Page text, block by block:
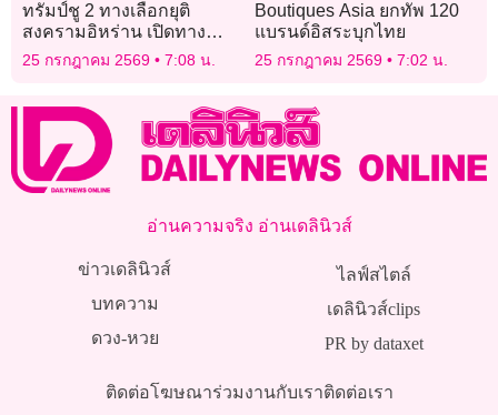
ทรัมป์ชู 2 ทางเลือกยุติ
สงครามอิหร่าน เปิดทาง
เจรจาหรือปฏิบัติการทหาร
25 กรกฎาคม 2569 7:08 น.
Boutiques Asia ยกทัพ 120
แบรนด์อิสระบุกไทย
25 กรกฎาคม 2569 7:02 น.
อ่านความจริง อ่านเดลินิวส์
ข่าวเดลินิวส์
บทความ
ดวง-หวย
ไลฟ์สไตล์
เดลินิวส์clips
PR by dataxet
ติดต่อโฆษณาร่วมงานกับเราติดต่อเรา